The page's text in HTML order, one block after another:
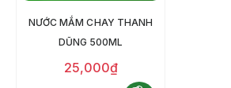
NƯỚC MẮM CHAY THANH
DŨNG 500ML
25,000₫